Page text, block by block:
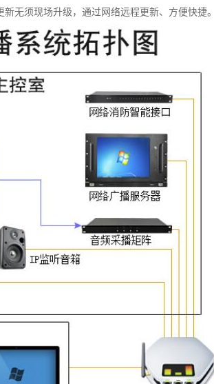
无须现场升级，通过网络远程更新、方便快捷。